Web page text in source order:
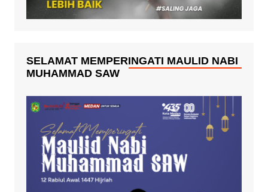
SELAMAT MEMPERINGATI MAULID NABI
MUHAMMAD SAW